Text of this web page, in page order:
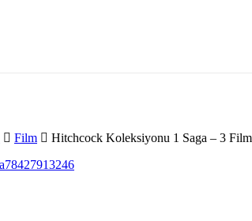
Film Hitchcock Koleksiyonu 1 Saga – 3